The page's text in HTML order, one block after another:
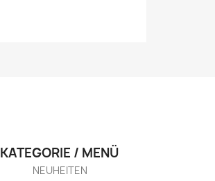
KATEGORIE / MENÜ
NEUHEITEN